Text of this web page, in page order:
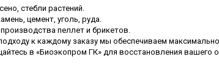
стебли растений.
цемент, уголь, руда.
пеллет и брикетов.
к каждому заказу мы обеспечиваем
в «Биоэкопром ГК» для восстановления вашего